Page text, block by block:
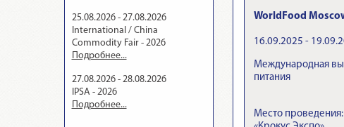
25.08.2026 - 27.08.2026
International / China
Commodity Fair - 2026
Подробнее...
27.08.2026 - 28.08.2026
IPSA - 2026
Подробнее...
WorldFood
16.09.2025 -
Международная
питания
Место